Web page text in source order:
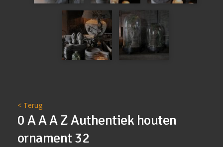
< Terug
0 A A A Z Authentiek houten
ornament 32